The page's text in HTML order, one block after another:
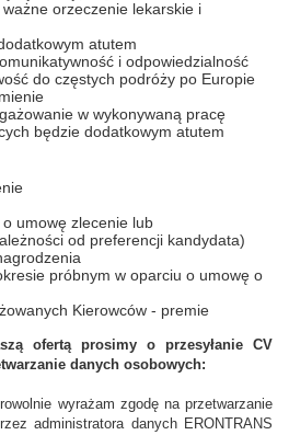
orzeczenie lekarskie i
atutem
i odpowiedzialność
do częstych podróży po Europie
w wykonywaną pracę
będzie dodatkowym atutem
umowę zlecenie lub
od preferencji kandydata)
próbnym w oparciu o umowę o
Kierowców - premie
ofertą prosimy o przesyłanie CV
danych osobowych:
wyrażam zgodę na przetwarzanie
administratora danych ERONTRANS